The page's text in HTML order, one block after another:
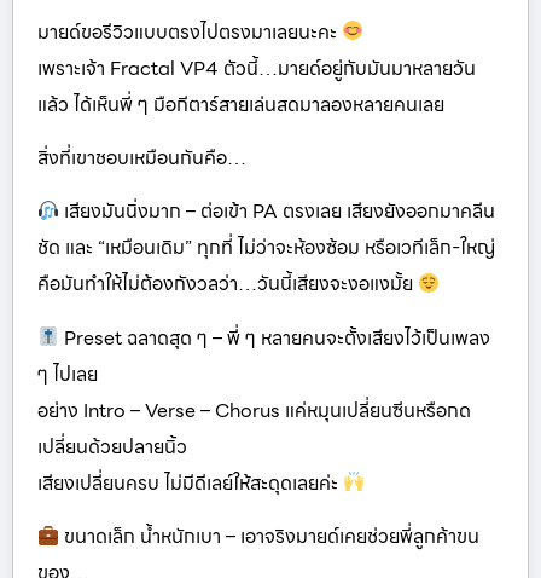
มายด์ขอรีวิวแบบตรงไปตรงมาเลยนะคะ
เพราะเจ้า Fractal VP4 ตัวนี้…มายด์อยู่กับมันมาหลายวัน
แล้ว ได้เห็นพี่ ๆ มือกีตาร์สายเล่นสดมาลองหลายคนเลย
สิ่งที่เขาชอบเหมือนกันคือ…
เสียงมันนิ่งมาก – ต่อเข้า PA ตรงเลย เสียงยังออกมาคลีน
ชัด และ “เหมือนเดิม” ทุกที่ ไม่ว่าจะห้องซ้อม หรือเวทีเล็ก-ใหญ่
คือมันทำให้ไม่ต้องกังวลว่า…วันนี้เสียงจะงอแงมั้ย
Preset ฉลาดสุด ๆ – พี่ ๆ หลายคนจะตั้งเสียงไว้เป็นเพลง
ๆ ไปเลย
อย่าง Intro – Verse – Chorus แค่หมุนเปลี่ยนซีนหรือกด
เปลี่ยนด้วยปลายนิ้ว
เสียงเปลี่ยนครบ ไม่มีดีเลย์ให้สะดุดเลยค่ะ
ขนาดเล็ก น้ำหนักเบา – เอาจริงมายด์เคยช่วยพี่ลูกค้าขน